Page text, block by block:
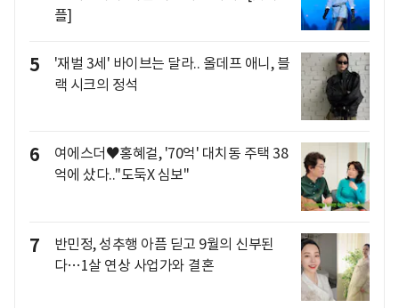
플]
5
'재벌 3세' 바이브는 달라.. 올데프 애니, 블
랙 시크의 정석
6
여에스더♥홍혜걸, '70억' 대치동 주택 38
억에 샀다.."도둑X 심보"
7
반민정, 성추행 아픔 딛고 9월의 신부된
다…1살 연상 사업가와 결혼